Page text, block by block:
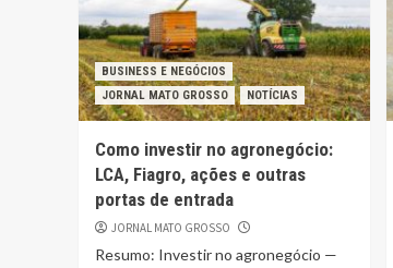
BUSINESS E NEGÓCIOS
JORNAL MATO GROSSO
NOTÍCIAS
Como investir no agronegócio:
LCA, Fiagro, ações e outras
portas de entrada
JORNAL MATO GROSSO
Resumo: Investir no agronegócio —